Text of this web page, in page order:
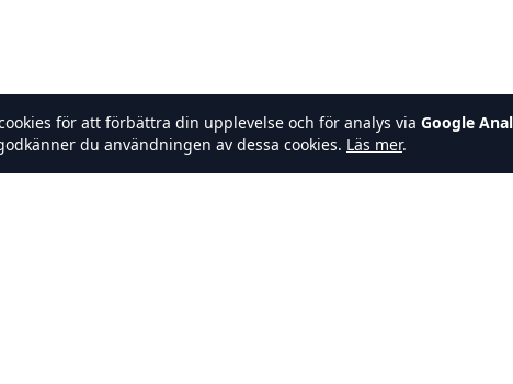
för att förbättra din upplevelse och för analys via Google
du användningen av dessa cookies. Läs mer.